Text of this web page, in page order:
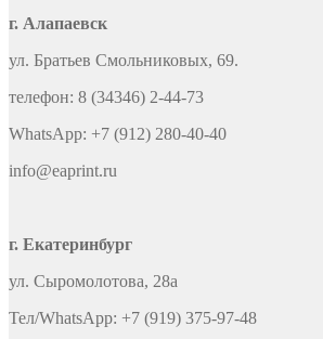
г. Алапаевск
ул. Братьев Смольниковых, 69.
телефон: 8 (34346) 2-44-73
WhatsApp: +7 (912) 280-40-40
info@eaprint.ru
г. Екатеринбург
ул. Сыромолотова, 28а
Тел/WhatsApp: +7 (919) 375-97-48